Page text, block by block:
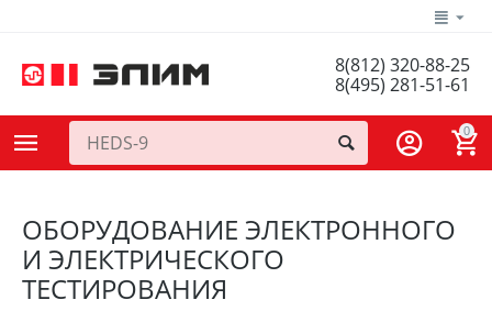
8(812) 320-88-25
8(495) 281-51-61
0
ОБОРУДОВАНИЕ ЭЛЕКТРОННОГО
И ЭЛЕКТРИЧЕСКОГО
ТЕСТИРОВАНИЯ